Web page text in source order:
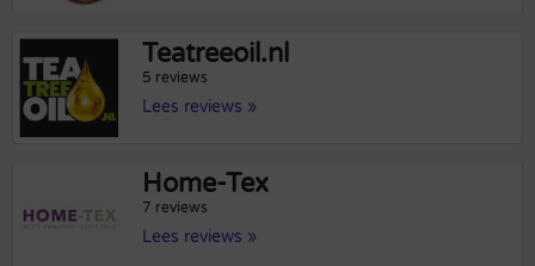
Teatreeoil.nl
5 reviews
Lees reviews »
Home-Tex
7 reviews
Lees reviews »